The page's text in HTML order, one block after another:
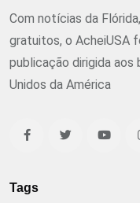
Com notícias da
gratuitos, o AcheiUSA
publicação dirigida
Unidos da América
Tags